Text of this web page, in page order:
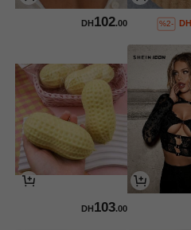
DH
%2-
DH 102.00
DH103.00